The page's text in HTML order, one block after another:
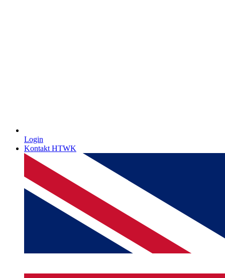
Login
Kontakt HTWK